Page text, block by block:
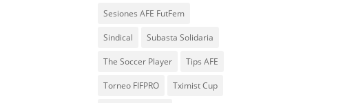
Sesiones AFE FutFem
Sindical Subasta Solidaria
The Soccer Player Tips AFE
Torneo FIFPRO Tximist Cup